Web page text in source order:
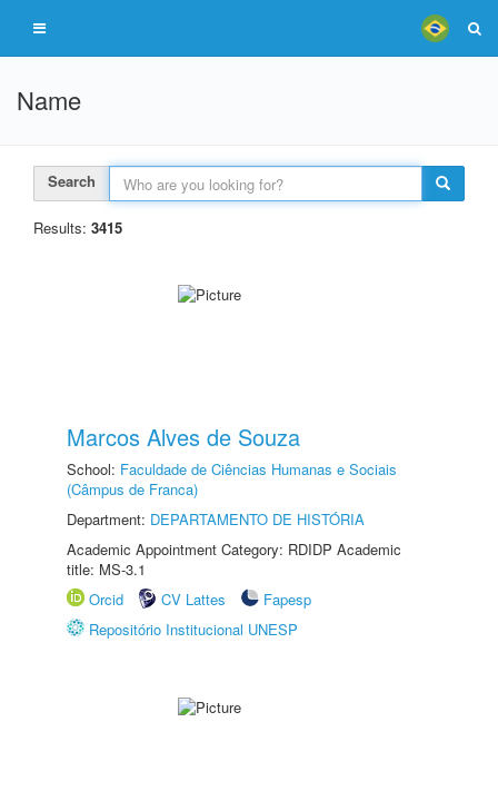
Name
Search
Results: 3415
Marcos Alves de Souza
School: Faculdade de Ciências Humanas e Sociais
(Câmpus de Franca)
Department: DEPARTAMENTO DE HISTÓRIA
Academic Appointment Category: RDIDP Academic
title: MS-3.1
Orcid
CV Lattes
Fapesp
Repositório Institucional UNESP